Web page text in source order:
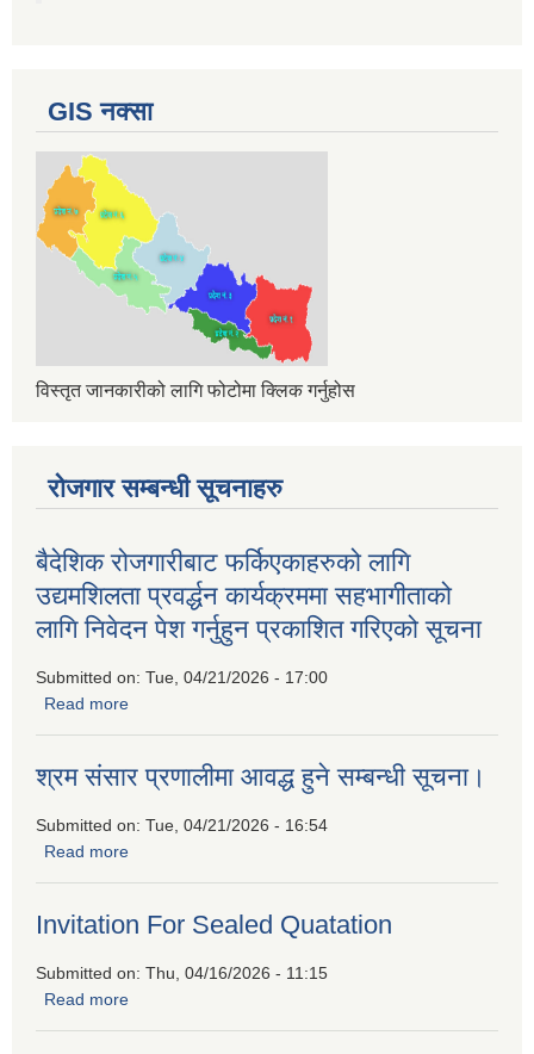
GIS नक्सा
विस्तृत जानकारीको लागि फोटोमा क्लिक गर्नुहोस
रोजगार सम्बन्धी सूचनाहरु
बैदेशिक रोजगारीबाट फर्किएकाहरुको लागि
उद्यमशिलता प्रवर्द्धन कार्यक्रममा सहभागीताको
लागि निवेदन पेश गर्नुहुन प्रकाशित गरिएको सूचना
Submitted on: Tue, 04/21/2026 - 17:00
Read more
श्रम संसार प्रणालीमा आवद्ध हुने सम्बन्धी सूचना।
Submitted on: Tue, 04/21/2026 - 16:54
Read more
Invitation For Sealed Quatation
Submitted on: Thu, 04/16/2026 - 11:15
Read more